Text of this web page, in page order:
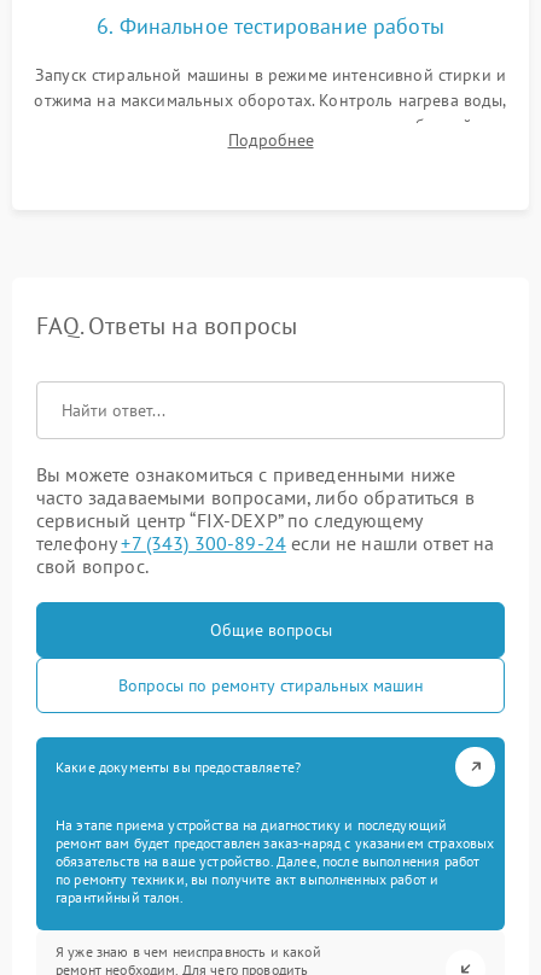
6. Финальное тестирование работы
Запуск стиральной машины в режиме интенсивной стирки и
отжима на максимальных оборотах. Контроль нагрева воды,
корректности слива, отсутствия излишних вибраций,
посторонних стуков и протечек под корпусом.
Подробнее
FAQ. Ответы на вопросы
Вы можете ознакомиться с приведенными ниже
часто задаваемыми вопросами, либо обратиться в
сервисный центр “FIX-DEXP” по следующему
телефону+7 (343) 300-89-24 если не нашли ответ на
свой вопрос.
Общие вопросы
Вопросы по ремонту стиральных машин
Какие документы вы предоставляете?
На этапе приема устройства на диагностику и последующий
ремонт вам будет предоставлен заказ-наряд с указанием страховых
обязательств на ваше устройство. Далее, после выполнения работ
по ремонту техники, вы получите акт выполненных работ и
гарантийный талон.
Я уже знаю в чем неисправность и какой
ремонт необходим. Для чего проводить